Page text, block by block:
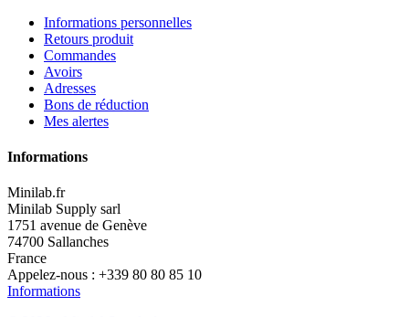
Informations personnelles
Retours produit
Commandes
Avoirs
Adresses
Bons de réduction
Mes alertes
Informations
Minilab.fr
Minilab Supply sarl
1751 avenue de Genève
74700 Sallanches
France
Appelez-nous : +339 80 80 85 10
Informations